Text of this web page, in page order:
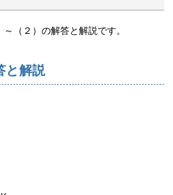
（２）の解答と解説です。
と解説